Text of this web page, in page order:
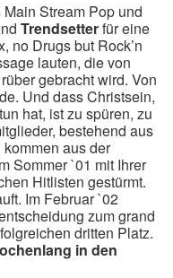
Stream Pop und
Trendsetterfür eine
no Drugs but Rock’n
lauten, die von
gebracht wird. Von
Und dass Christsein,
hat, ist zu spüren, zu
bestehend aus
aus der
Sommer `01 mit Ihrer
Hitlisten gestürmt.
Im Februar `02
zum grand
dritten Platz.
in den